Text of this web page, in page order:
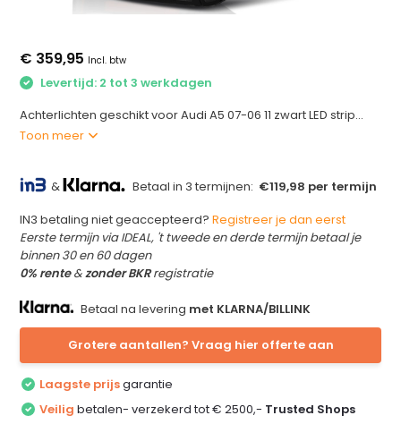
€ 359,95 Incl. btw
Levertijd: 2 tot 3 werkdagen
Achterlichten geschikt voor Audi A5 07-06 11 zwart LED strip...
Toon meer
& Betaal in 3 termijnen: €119,98 per termijn
IN3 betaling niet geaccepteerd?Registreer je dan eerst
Eerste termijn via IDEAL, 't tweede en derde termijn betaal je
binnen 30 en 60 dagen
0% rente&zonder BKRregistratie
Betaal na levering met KLARNA/BILLINK
Grotere aantallen? Vraag hier offerte aan
Laagste prijsgarantie
Veilig betalen- verzekerd tot € 2500,- Trusted Shops